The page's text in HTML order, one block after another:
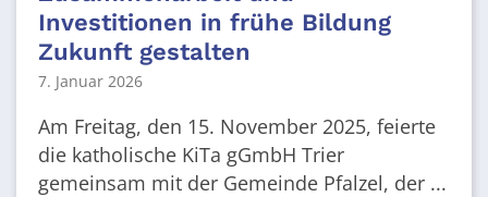
Investitionen in frühe Bildung
Zukunft gestalten
7. Januar 2026
Am Freitag, den 15. November 2025, feierte
die katholische KiTa gGmbH Trier
gemeinsam mit der Gemeinde Pfalzel, der ...